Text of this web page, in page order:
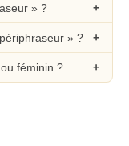
» ?
» ?
féminin ?